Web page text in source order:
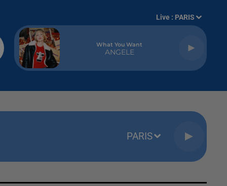
Live : PARIS
What You Want
ANGELE
PARIS